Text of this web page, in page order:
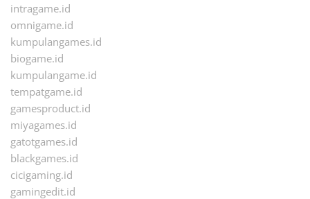
intragame.id
omnigame.id
kumpulangames.id
biogame.id
kumpulangame.id
tempatgame.id
gamesproduct.id
miyagames.id
gatotgames.id
blackgames.id
cicigaming.id
gamingedit.id